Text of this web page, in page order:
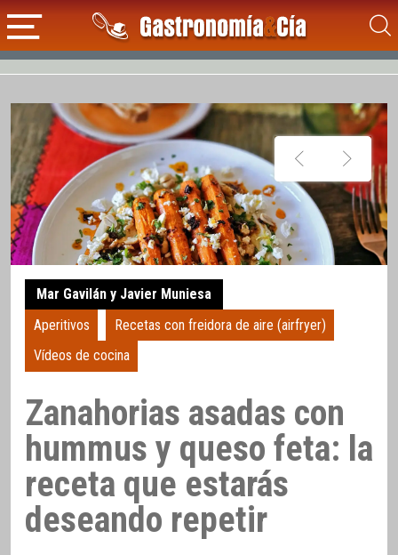
Mar Gavilán y Javier Muniesa
Aperitivos
Recetas con freidora de aire (airfryer)
Vídeos de cocina
Zanahorias asadas con
hummus y queso feta: la
receta que estarás
deseando repetir